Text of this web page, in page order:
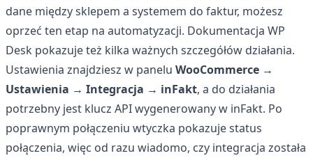
dane między sklepem a systemem do faktur, możesz
oprzeć ten etap na automatyzacji. Dokumentacja WP
Desk pokazuje też kilka ważnych szczegółów działania.
Ustawienia znajdziesz w panelu WooCommerce →
Ustawienia → Integracja → inFakt, a do działania
potrzebny jest klucz API wygenerowany w inFakt. Po
poprawnym połączeniu wtyczka pokazuje status
połączenia, więc od razu wiadomo, czy integracja została